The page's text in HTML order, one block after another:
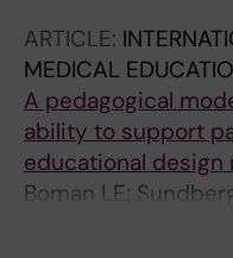
ARTICLE:
MEDICAL
A pedagogical
ability to support
educational
Boman LE;